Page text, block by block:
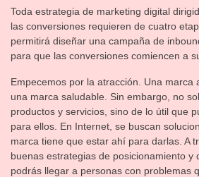
Toda estrategia de marketing digital
las conversiones requieren de cuatro
permitirá diseñar una campaña de
para que las conversiones comiencen a
Empecemos por la atracción. Una marca
una marca saludable. Sin embargo, no
productos y servicios, sino de lo útil que
para ellos. En Internet, se buscan
marca tiene que estar ahí para darlas. A
buenas estrategias de posicionamiento y
podrás llegar a personas con problemas